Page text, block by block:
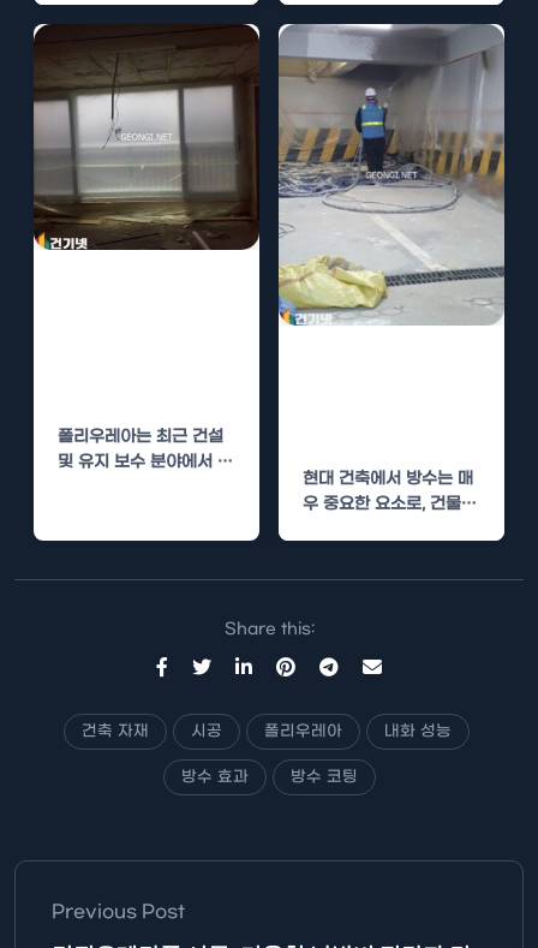
폴리우레아는 최근 건설
및 유지 보수 분야에서 큰
현대 건축에서 방수는 매
우 중요한 요소로, 건물의
Share this:
건축 자재 시공 폴리우레아 내화 성능
방수 효과 방수 코팅
Previous Post